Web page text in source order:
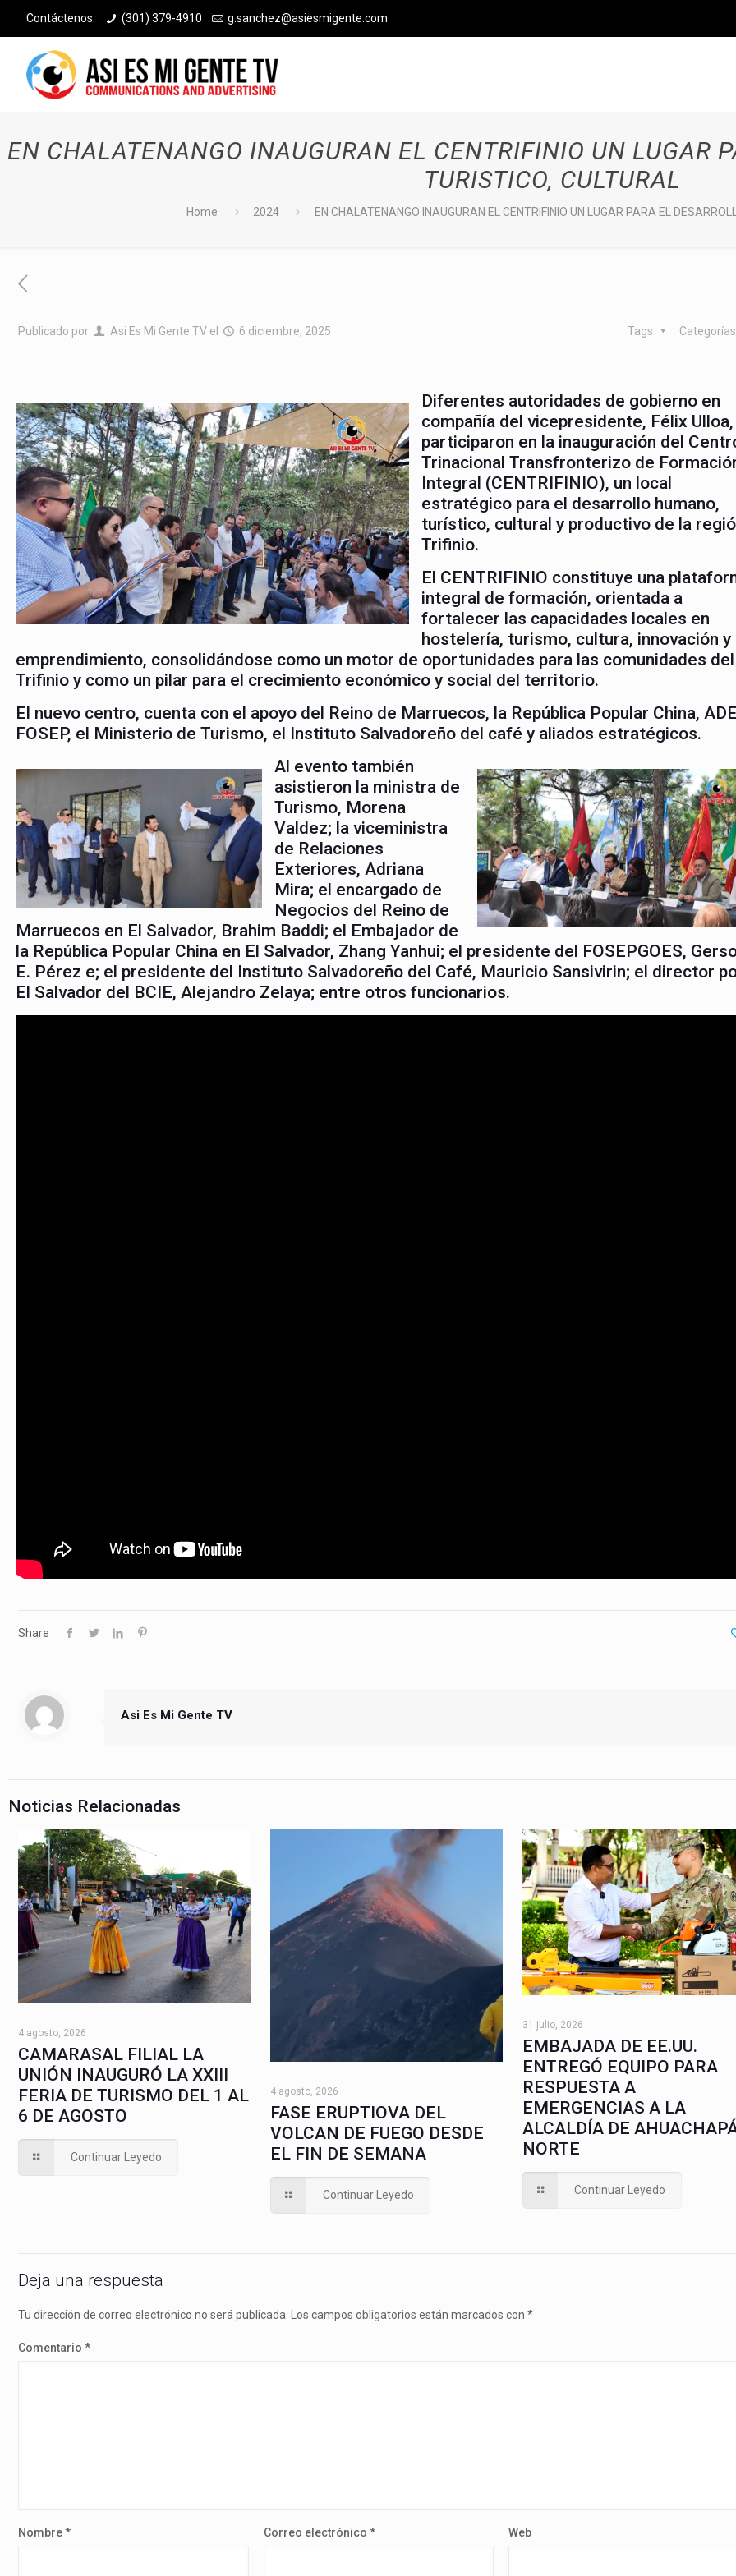
Contáctenos: (301) 379-4910 g.sanchez@asiesmigente.com
EN CHALATENANGO INAUGURAN EL CENTRIFINIO UN LUGAR
TURISTICO, CULTURAL
Home 2024 EN CHALATENANGO INAUGURAN EL CENTRIFINIO UN LUGAR PARA EL
Publicado por Asi Es Mi Gente TV el 6 diciembre, 2025 Tags
Diferentes autoridades de gobierno en
compañía del vicepresidente, Félix Ulloa,
participaron en la inauguración del
Trinacional Transfronterizo de
Integral (CENTRIFINIO), un local
estratégico para el desarrollo humano,
turístico, cultural y productivo de la
Trifinio.
El CENTRIFINIO constituye una
integral de formación, orientada a
fortalecer las capacidades locales en
hostelería, turismo, cultura, innovación y
emprendimiento, consolidándose como un motor de oportunidades para las comunidades del
Trifinio y como un pilar para el crecimiento económico y social del territorio.
El nuevo centro, cuenta con el apoyo del Reino de Marruecos, la República Popular China,
FOSEP, el Ministerio de Turismo, el Instituto Salvadoreño del café y aliados estratégicos.
Al evento también
asistieron la ministra de
Turismo, Morena
Valdez; la viceministra
de Relaciones
Exteriores, Adriana
Mira; el encargado de
Negocios del Reino de
Marruecos en El Salvador, Brahim Baddi; el Embajador de
la República Popular China en El Salvador, Zhang Yanhui; el presidente del FOSEPGOES,
E. Pérez e; el presidente del Instituto Salvadoreño del Café, Mauricio Sansivirin; el director
El Salvador del BCIE, Alejandro Zelaya; entre otros funcionarios.
Share
Asi Es Mi Gente TV
Noticias Relacionadas
4 agosto, 2026
CAMARASAL FILIAL LA
UNIÓN INAUGURÓ LA XXIII
FERIA DE TURISMO DEL 1 AL
6 DE AGOSTO
Continuar Leyedo
4 agosto, 2026
FASE ERUPTIOVA DEL
VOLCAN DE FUEGO DESDE
EL FIN DE SEMANA
Continuar Leyedo
31 julio, 2026
EMBAJADA DE EE.UU.
ENTREGÓ EQUIPO PARA
RESPUESTA A
EMERGENCIAS A LA
ALCALDÍA DE
NORTE
Continuar Leyedo
Deja una respuesta
Tu dirección de correo electrónico no será publicada. Los campos obligatorios están marcados con *
Comentario *
Nombre* Correo electrónico * Web